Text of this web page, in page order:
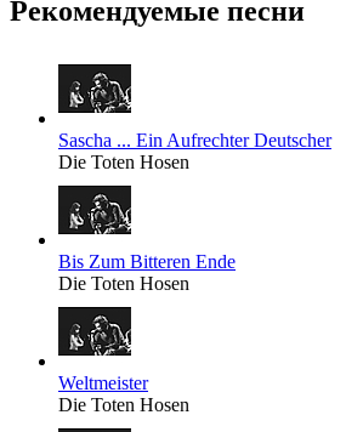
Рекомендуемые песни
Sascha ... Ein Aufrechter Deutscher
Die Toten Hosen
Bis Zum Bitteren Ende
Die Toten Hosen
Weltmeister
Die Toten Hosen